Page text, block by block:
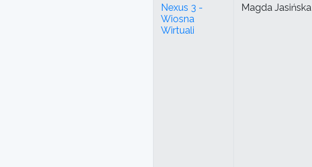
Nexus 3 -
Wiosna
Wirtuali
Magda Jasińska